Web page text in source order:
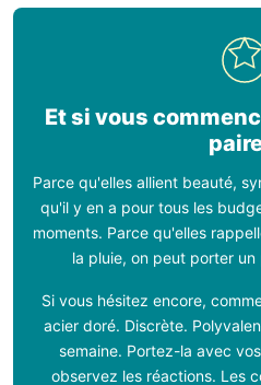
Et si vous
Parce qu'elles allient beauté,
qu'il y en a pour tous les
moments. Parce qu'elles
la pluie, on peut porter
Si vous hésitez encore,
acier doré. Discrète.
semaine. Portez-la avec
observez les réactions. Les